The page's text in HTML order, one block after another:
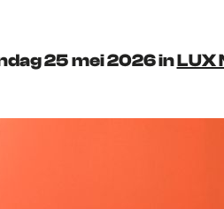
25 mei 2026 inLUX